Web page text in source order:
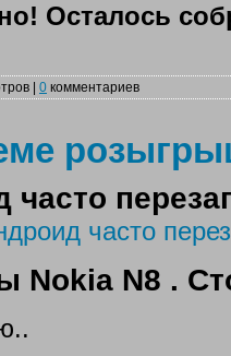
Осталось
| 0 комментариев
часто
N8 .